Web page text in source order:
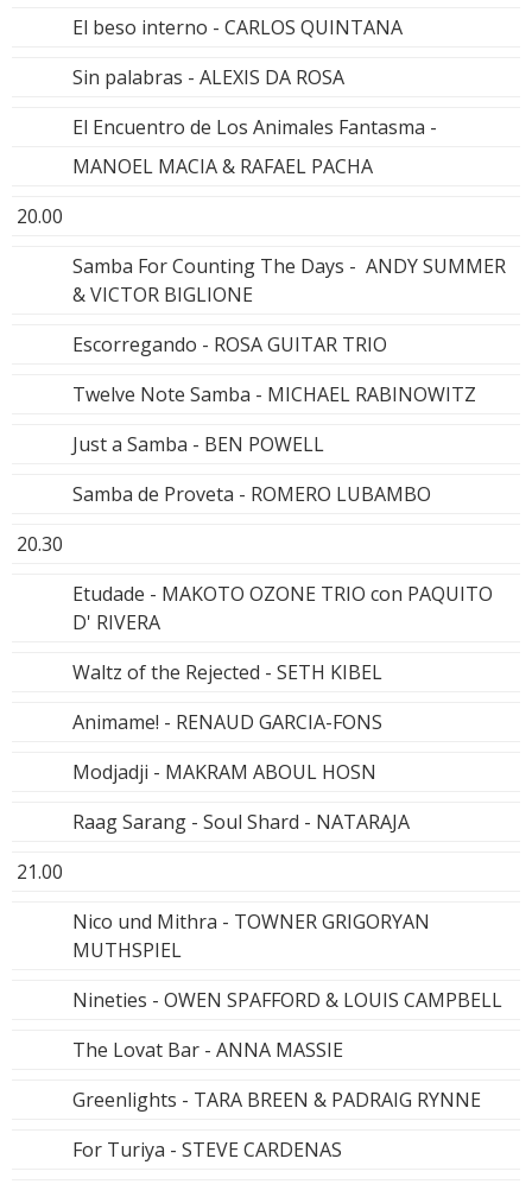
El beso interno - CARLOS QUINTANA
Sin palabras - ALEXIS DA ROSA
El Encuentro de Los Animales Fantasma -
MANOEL MACIA & RAFAEL PACHA
20.00
Samba For Counting The Days - ANDY SUMMER
& VICTOR BIGLIONE
Escorregando - ROSA GUITAR TRIO
Twelve Note Samba - MICHAEL RABINOWITZ
Just a Samba - BEN POWELL
Samba de Proveta - ROMERO LUBAMBO
20.30
Etudade - MAKOTO OZONE TRIO con PAQUITO
D' RIVERA
Waltz of the Rejected - SETH KIBEL
Animame! - RENAUD GARCIA-FONS
Modjadji - MAKRAM ABOUL HOSN
Raag Sarang - Soul Shard - NATARAJA
21.00
Nico und Mithra - TOWNER GRIGORYAN
MUTHSPIEL
Nineties - OWEN SPAFFORD & LOUIS CAMPBELL
The Lovat Bar - ANNA MASSIE
Greenlights - TARA BREEN & PADRAIG RYNNE
For Turiya - STEVE CARDENAS